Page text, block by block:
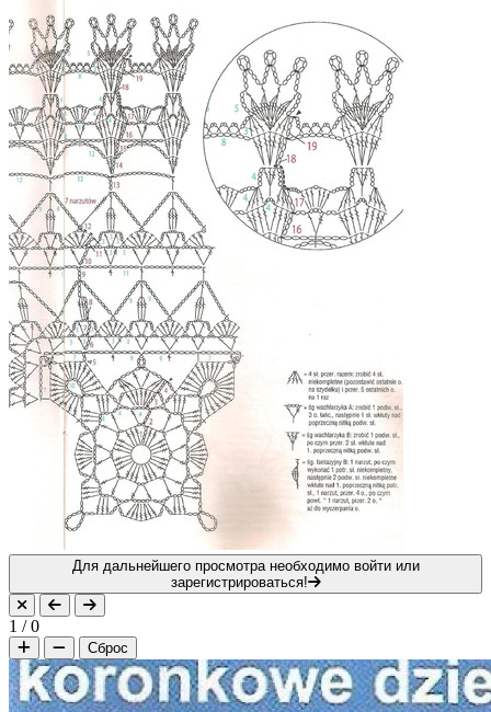
Для дальнейшего просмотра необходимо войти или
зарегистрироваться!
1 /0
Сброс